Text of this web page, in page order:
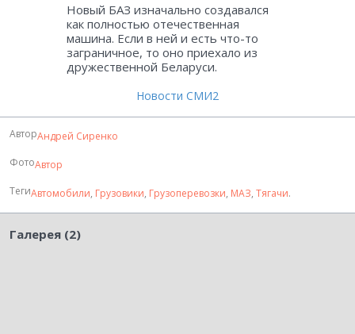
Новый БАЗ изначально создавался
как полностью отечественная
машина. Если в ней и есть что-то
заграничное, то оно приехало из
дружественной Беларуси.
Новости СМИ2
АвторАндрей Сиренко
ФотоАвтор
ТегиАвтомобили, Грузовики, Грузоперевозки, МАЗ, Тягачи.
Галерея (2)